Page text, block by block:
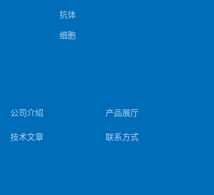
抗体
细胞
公司介绍 产品展厅
技术文章 联系方式